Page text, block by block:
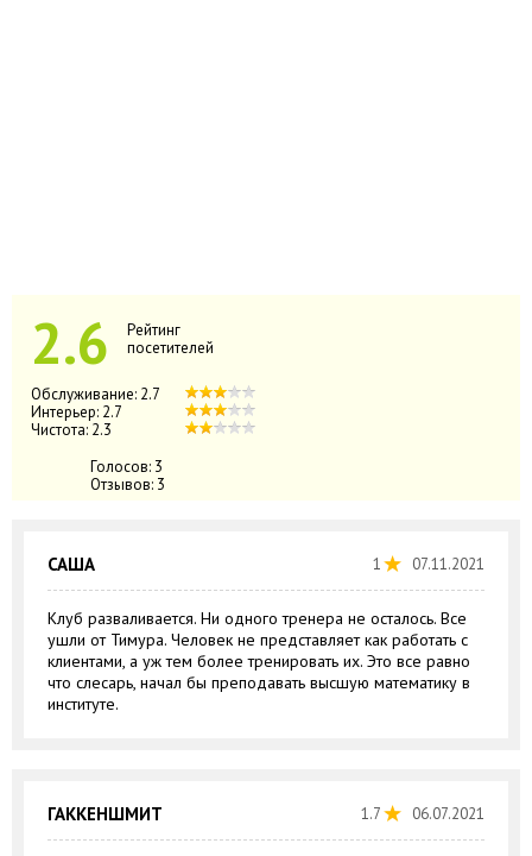
2.6
Рейтинг
посетителей
Обслуживание: 2.7
Интерьер: 2.7
Чистота: 2.3
Голосов: 3
Отзывов: 3
САША 1 07.11.2021
Клуб разваливается. Ни одного тренера не осталось. Все
ушли от Тимура. Человек не представляет как работать с
клиентами, а уж тем более тренировать их. Это все равно
что слесарь, начал бы преподавать высшую математику в
институте.
ГАККЕНШМИТ 1.7 06.07.2021